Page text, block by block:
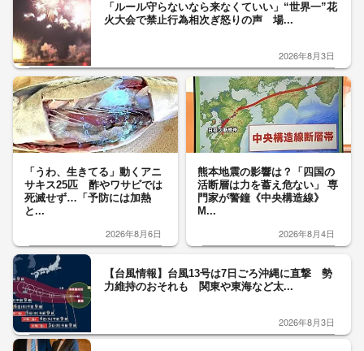
「ルール守らないなら来なくていい」“世界一”花
火大会で禁止行為相次ぎ怒りの声 場...
2026年8月3日
「うわ、生きてる」動くアニ
サキス25匹 酢やワサビでは
死滅せず…「予防には加熱
と...
2026年8月6日
熊本地震の影響は？「四国の
活断層は力を蓄え危ない」 専
門家が警鐘《中央構造線》
M...
2026年8月4日
【台風情報】台風13号は7日ごろ沖縄に直撃 勢
力維持のおそれも 関東や東海など太...
2026年8月3日